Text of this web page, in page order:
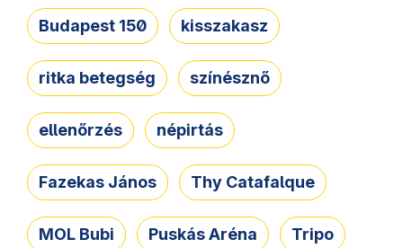
Budapest 150 kisszakasz
ritka betegség színésznő
ellenőrzés népirtás
Fazekas János Thy Catafalque
MOL Bubi Puskás Aréna Tripo